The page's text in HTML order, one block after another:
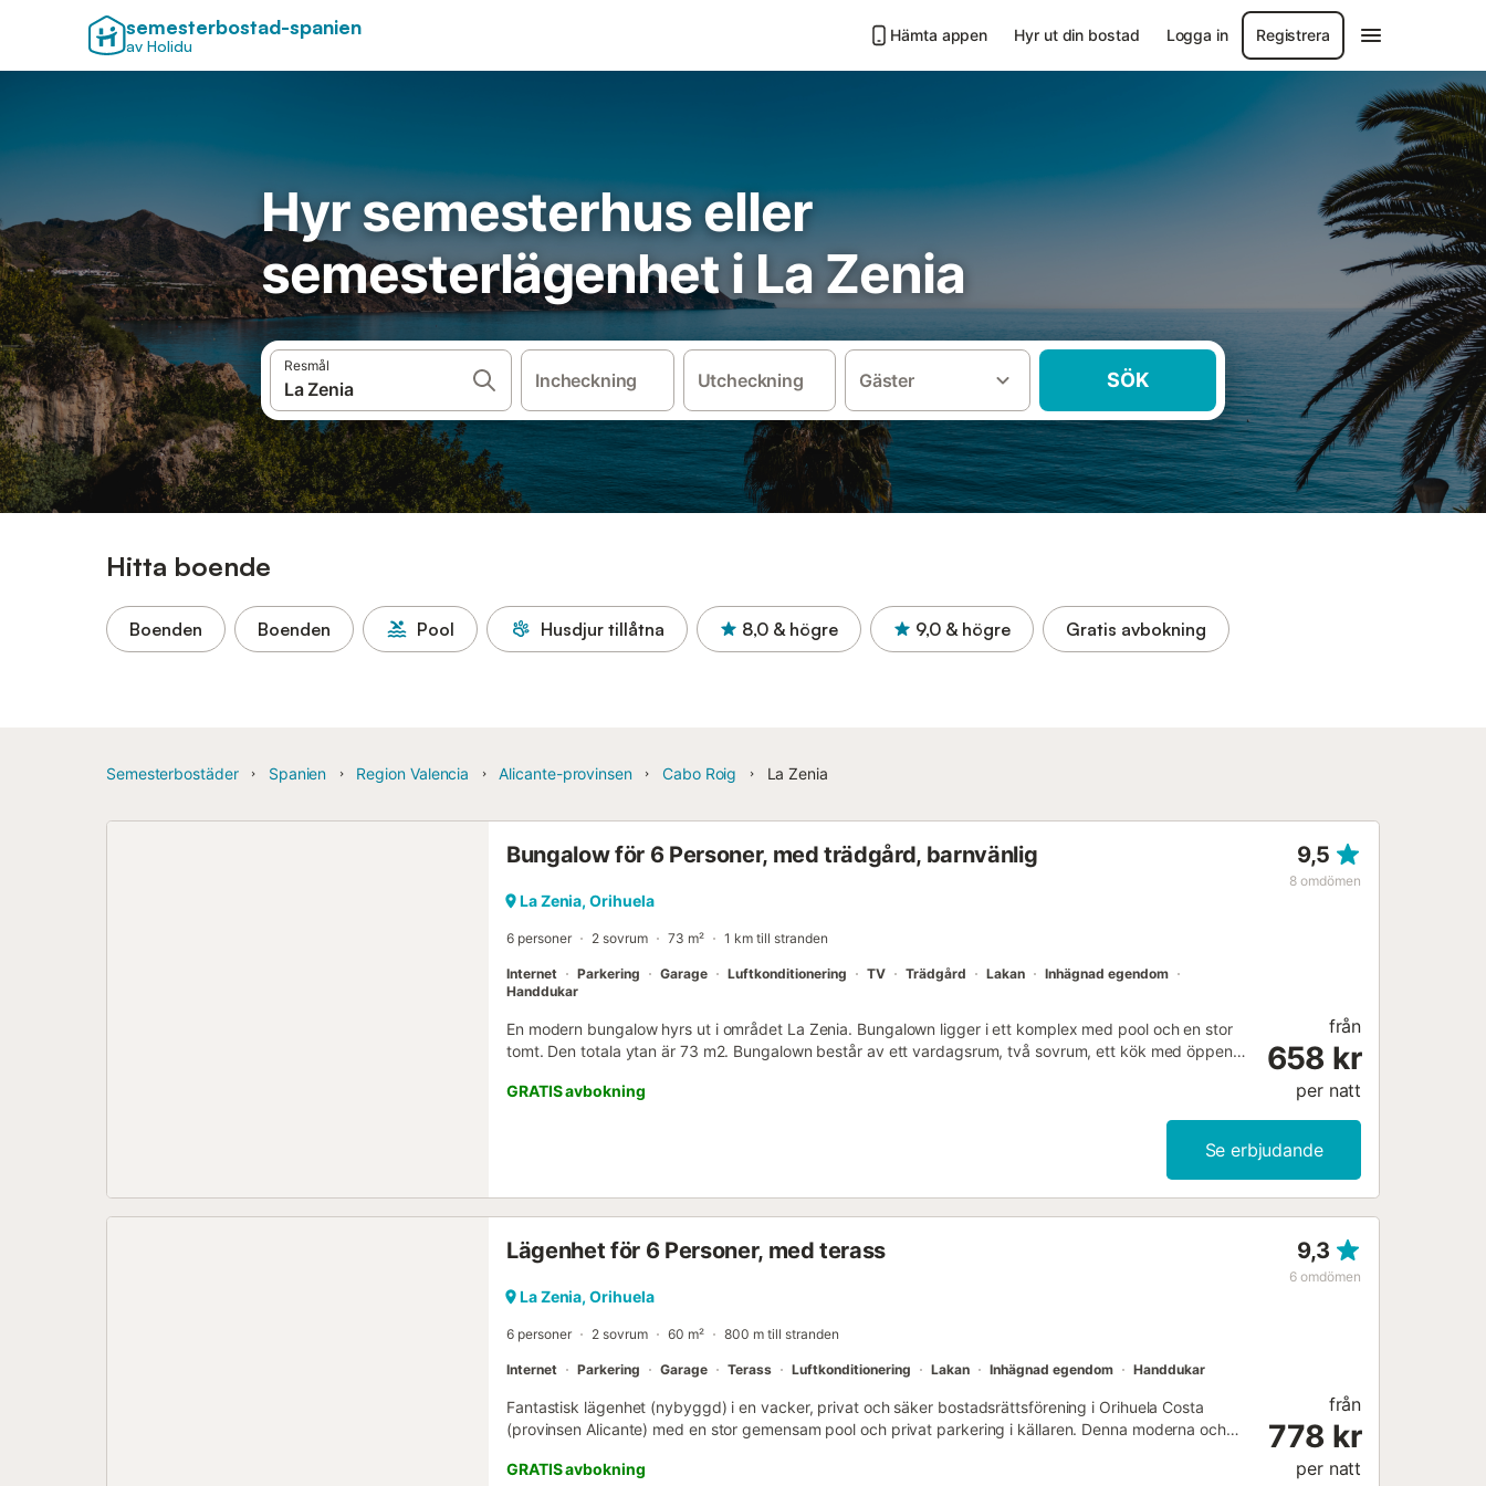
semesterbostad-spanien
av Holidu
Hämta appen Hyr ut din bostad Logga in Registrera
Hyr semesterhus eller
semesterlägenhet i La Zenia
Resmål
Incheckning Utcheckning Gäster SÖK
Hitta boende
Boenden Boenden Pool Husdjur tillåtna 8,0 & högre 9,0 & högre Gratis avbokning
Semesterbostäder Spanien Region Valencia Alicante-provinsen Cabo Roig La Zenia
Bungalow för 6 Personer, med trädgård, barnvänlig 9,5
8 omdömen
La Zenia, Orihuela
6 personer 2 sovrum 73 m² 1 km till stranden
Internet Parkering Garage Luftkonditionering TV Trädgård Lakan
Inhägnad egendom
Handdukar
En modern bungalow hyrs ut i området La Zenia. Bungalown ligger i ett komplex med pool och en stor
tomt. Den totala ytan är 73 m2. Bungalown består av ett vardagsrum, två sovrum, ett kök med öppen
finns allt som behövs för en bekväm vistelse och avkoppling: möbler, hushållsapparater (inklusive
kaffebryggare), sängkläder och handdukar, porslin. Central luftkonditionering. Spansk TV, trådlöst
internet. På terrassen finns sommarmöbler. Boendet rymmer upp till sex personer (inga djur!). Rökning
välutvecklad infrastruktur. Mittemot bungalown ligger ett enormt köpcentrum "Zenia Boulevard", och på
och 11:00. För in- eller utcheckning utanför kontorstid, söndagar, helger och helgdagar tillkommer en
stängt. Vid incheckning betalas en deposition på 200 euro....
GRATIS avbokning
från
658 kr
per natt
Se erbjudande
Lägenhet för 6 Personer, med terass 9,3
6 omdömen
La Zenia, Orihuela
6 personer 2 sovrum 60 m² 800 m till stranden
Internet Parkering Garage Terass Luftkonditionering Lakan Inhägnad egendom Handdukar
Fantastisk lägenhet (nybyggd) i en vacker, privat och säker bostadsrättsförening i Orihuela Costa
(provinsen Alicante) med en stor gemensam pool och privat parkering i källaren. Denna moderna och
med diskmaskin som vetter mot vardagsrummet – matsalen med stora glasdörrar som leder ut till 1 stor
GRATIS avbokning
från
778 kr
per natt